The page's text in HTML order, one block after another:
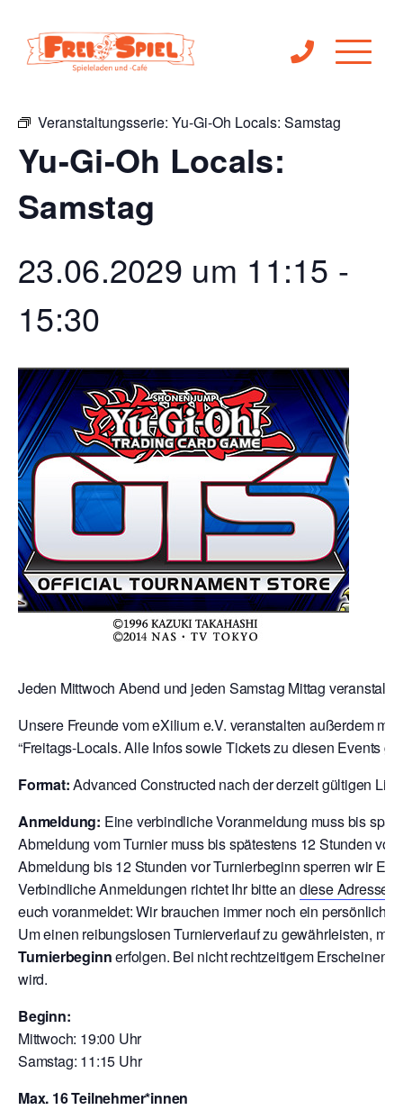
« Alle Veranstaltungen
Veranstaltungsserie: Yu-Gi-Oh Locals: Samstag
Yu-Gi-Oh Locals:
Samstag
23.06.2029 um 11:15 -
15:30
Jeden Mittwoch Abend und jeden Samstag Mittag
Unsere Freunde vom eXilium e.V. veranstalten außerdem
“Freitags-Locals. Alle Infos sowie Tickets zu diesen Events
Format:Advanced Constructed nach der derzeit gültigen
Anmeldung: Eine verbindliche Voranmeldung muss bis
Abmeldung vom Turnier muss bis spätestens 12 Stunden
Abmeldung bis 12 Stunden vor Turnierbeginn sperren wir
Verbindliche Anmeldungen richtet Ihr bitte an diese Adresse
euch voranmeldet: Wir brauchen immer noch ein
Um einen reibungslosen Turnierverlauf zu gewährleisten,
Turnierbeginnerfolgen. Bei nicht rechtzeitigem Erscheinen
wird.
Beginn:
Mittwoch: 19:00 Uhr
Samstag: 11:15 Uhr
Max. 16 Teilnehmer*innen